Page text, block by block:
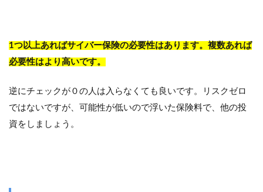
1つ以上あればサイバー保険の必要性はあります。複数あれば
必要性はより高いです。
逆にチェックが０の人は入らなくても良いです。リスクゼロ
ではないですが、可能性が低いので浮いた保険料で、他の投
資をしましょう。